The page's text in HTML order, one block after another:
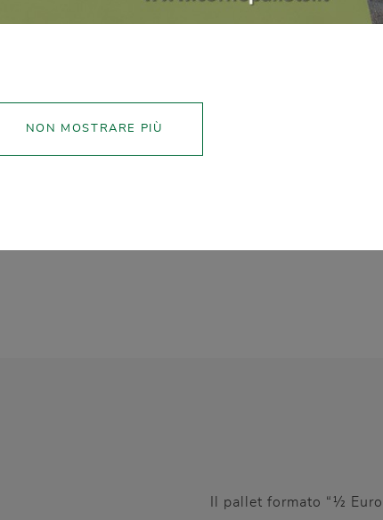
PORTATA DINAMICA
Il pallet formato “½
NON MOSTRARE PIÙ